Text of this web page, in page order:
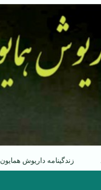
زندگینامه داریوش همایون